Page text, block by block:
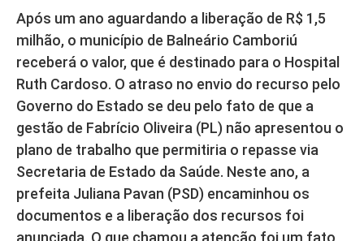
Após um ano aguardando a liberação de R$ 1,5
milhão, o município de Balneário Camboriú
receberá o valor, que é destinado para o Hospital
Ruth Cardoso. O atraso no envio do recurso pelo
Governo do Estado se deu pelo fato de que a
gestão de Fabrício Oliveira (PL) não apresentou o
plano de trabalho que permitiria o repasse via
Secretaria de Estado da Saúde. Neste ano, a
prefeita Juliana Pavan (PSD) encaminhou os
documentos e a liberação dos recursos foi
anunciada. O que chamou a atenção foi um fato